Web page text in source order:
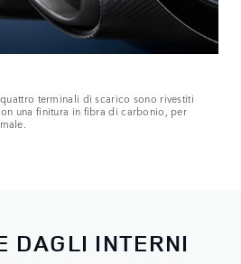
terminali di scarico sono rivestiti
una finitura in fibra di carbonio, per
DAGLI INTERNI